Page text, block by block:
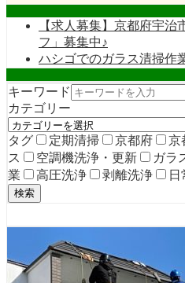
【求人募集】京都府宇
フ」募集中♪
ハシゴでのガラス清掃作
キーワード
カテゴリー
タグ 定期清掃 京都府 京
ス
空調機洗浄・更新 ガラ
業
高圧洗浄 剥離洗浄
検索